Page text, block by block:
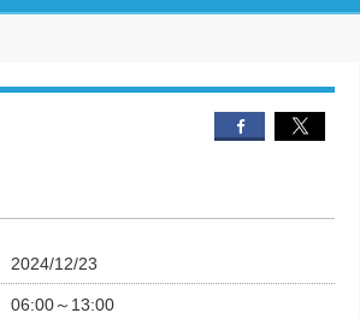
2024/12/23
06:00～13:00